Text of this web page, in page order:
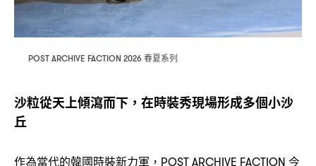
POST ARCHIVE FACTION 2026春夏系列
沙粒從天上傾瀉而下 ， 在時裝秀現場形成多個小沙
丘
作為當代的韓國時裝新力軍 ，POST ARCHIVE FACTION 今